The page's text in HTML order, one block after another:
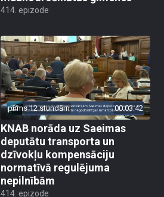
414. epizode
pirms 12 stundām 00:03:42
KNAB norāda uz Saeimas
deputātu transporta un
dzīvokļu kompensāciju
normatīvā regulējuma
nepilnībām
414. epizode